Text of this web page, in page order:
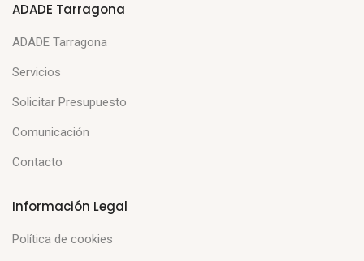
ADADE Tarragona
ADADE Tarragona
Servicios
Solicitar Presupuesto
Comunicación
Contacto
Información Legal
Política de cookies